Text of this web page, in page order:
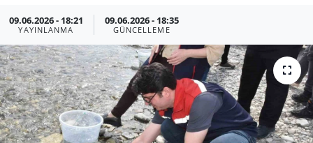
09.06.2026 - 18:21
YAYINLANMA
09.06.2026 - 18:35
GÜNCELLEME